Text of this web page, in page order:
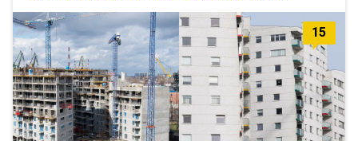
15